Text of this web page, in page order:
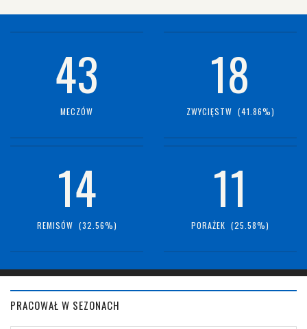
43
MECZÓW
18
ZWYCIĘSTW (41.86%)
14
REMISÓW (32.56%)
11
PORAŻEK (25.58%)
PRACOWAŁ W SEZONACH